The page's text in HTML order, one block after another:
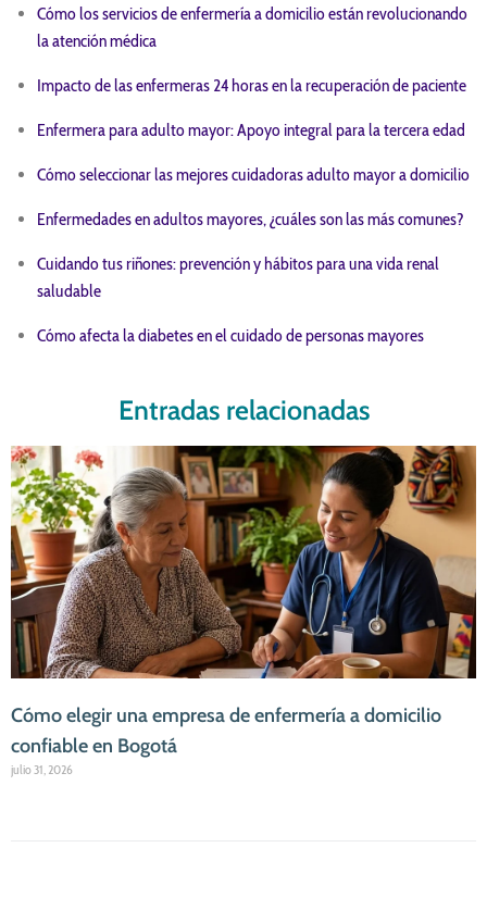
Cómo los servicios de enfermería a domicilio están revolucionando
la atención médica
Impacto de las enfermeras 24 horas en la recuperación de paciente
Enfermera para adulto mayor: Apoyo integral para la tercera edad
Cómo seleccionar las mejores cuidadoras adulto mayor a domicilio
Enfermedades en adultos mayores, ¿cuáles son las más comunes?
Cuidando tus riñones: prevención y hábitos para una vida renal
saludable
Cómo afecta la diabetes en el cuidado de personas mayores
Entradas relacionadas
Cómo elegir una empresa de enfermería a domicilio
confiable en Bogotá
julio 31, 2026